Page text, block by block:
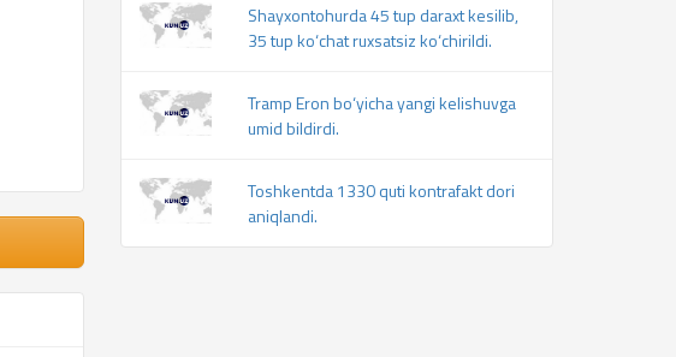
Shayxontohurda 45 tup daraxt kesilib,
35 tup ko‘chat ruxsatsiz ko‘chirildi.
Tramp Eron bo‘yicha yangi kelishuvga
umid bildirdi.
Toshkentda 1330 quti kontrafakt dori
aniqlandi.